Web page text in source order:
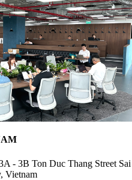
- 3B Ton Duc Thang Street Sai
Vietnam